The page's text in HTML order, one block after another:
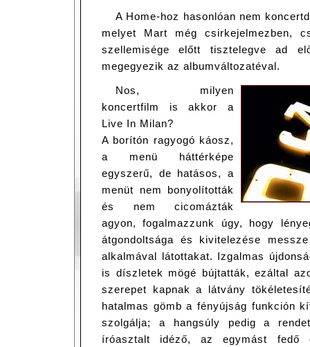
A Home-hoz hasonlóan nem
melyet Mart még csirkejelmezben,
szellemisége előtt tisztelegve ad
megegyezik az albumváltozatéval.
Nos, milyen
koncertfilm is akkor a
Live In Milan?
A borítón ragyogó káosz,
a menü háttérképe
egyszerű, de hatásos, a
menüt nem bonyolították
és nem cicomázták
agyon, fogalmazzunk úgy, hogy
átgondoltsága és kivitelezése
alkalmával látottakat. Izgalmas
is díszletek mögé bújtatták, ezáltal
szerepet kapnak a látvány
hatalmas gömb a fényújság funkción
szolgálja; a hangsúly pedig a
íróasztalt idéző, az egymást fedő